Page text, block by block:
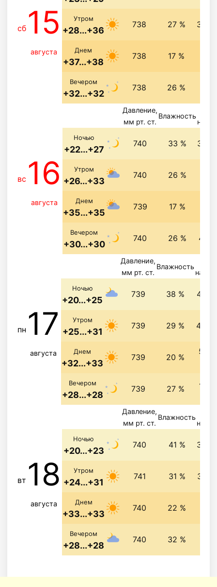
сб 15
августа
Утром
+28...+36
738 27 % 3.9
Днем
+37...+38
738 17 %
Вечером
+32...+32
738 26 %
вс 16
августа
Давление,
мм рт. ст.
Влажность
Ночью
+22...+27
740 33 % 3.8
Утром
+26...+33
740 26 %
Днем
+35...+35
739 17 %
Вечером
+30...+30
740 26 % 4 м/
пн 17
августа
Давление,
мм рт. ст.
Влажность
Ночью
+20...+25
739 38 % 4.1
Утром
+25...+31
739 29 % 4.7
Днем
+32...+33
739 20 %
5.4
Вечером
+28...+28
739 27 %
4.9
вт 18
августа
Давление,
мм рт. ст.
Влажность
Ночью
+20...+23
740 41 % 3.5
Утром
+24...+31
741 31 % 3.4
Днем
+33...+33
740 22 %
Вечером
+28...+28
740 32 %